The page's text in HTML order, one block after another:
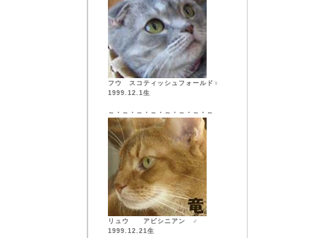
フウ スコティッシュフォールド♀
1999.12.1生
～・～・～・～・～・～・～・～
リュウ アビシニアン ♂
1999.12.21生